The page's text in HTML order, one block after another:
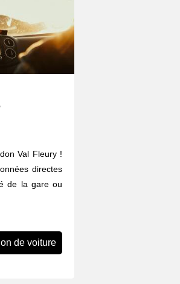
Val Fleury !
directes
de la gare ou
de voiture